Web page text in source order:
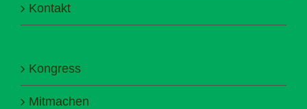
Kontakt
Kongress
Mitmachen